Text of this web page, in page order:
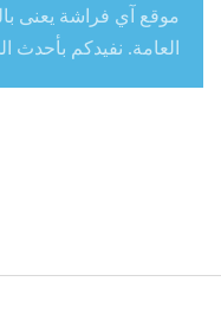
موقع آي فراشة يعنى
العامة. نفيدكم بأحدث